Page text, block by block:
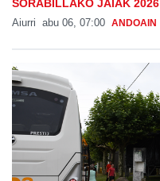
SORABILLAKO JAIAK 2026
Aiurri abu 06, 07:00 ANDOAIN